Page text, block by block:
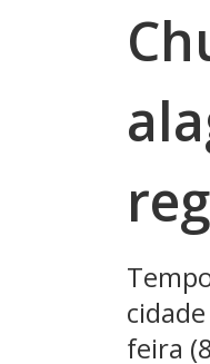
feira